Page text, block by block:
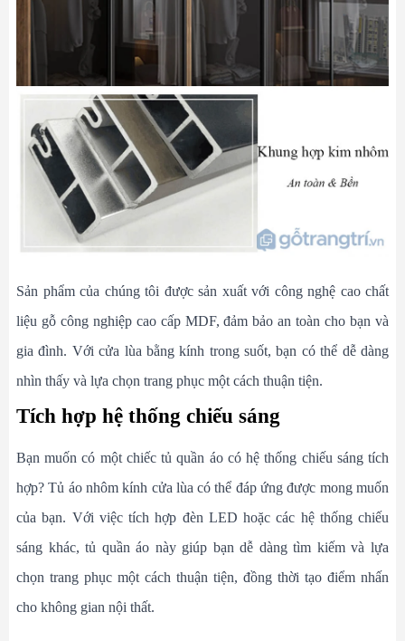
Sản phẩm của chúng tôi được sản xuất với công nghệ cao chất
liệu gỗ công nghiệp cao cấp MDF, đảm bảo an toàn cho bạn và
gia đình. Với cửa lùa bằng kính trong suốt, bạn có thể dễ dàng
nhìn thấy và lựa chọn trang phục một cách thuận tiện.
Tích hợp hệ thống chiếu sáng
Bạn muốn có một chiếc tủ quần áo có hệ thống chiếu sáng tích
hợp? Tủ áo nhôm kính cửa lùa có thể đáp ứng được mong muốn
của bạn. Với việc tích hợp đèn LED hoặc các hệ thống chiếu
sáng khác, tủ quần áo này giúp bạn dễ dàng tìm kiếm và lựa
chọn trang phục một cách thuận tiện, đồng thời tạo điểm nhấn
cho không gian nội thất.